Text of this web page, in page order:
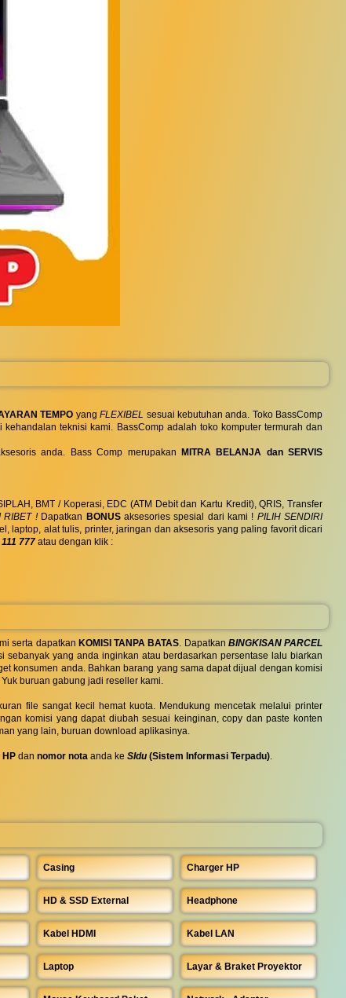
TEMPO yangFLEXIBEL sesuai kebutuhan anda. Toko BassComp
teknisi kami. BassComp adalah toko komputer termurah dan
anda. Bass Comp merupakan
MITRA BELANJA dan SERVIS
BMT / Koperasi, EDC (ATM Debit dan Kartu Kredit), QRIS, Transfer
RIBET !Dapatkan BONUSaksesories spesial dari kami ! PILIH SENDIRI
laptop, alat tulis, printer, jaringan dan aksesoris yang paling favorit dicari
777 atau dengan klik :
serta dapatkan KOMISI TANPA BATAS. Dapatkan BINGKISAN PARCEL
sebanyak yang anda inginkan atau berdasarkan persentase lalu biarkan
konsumen anda. Bahkan barang yang sama dapat dijual dengan komisi
buruan gabung jadi reseller kami.
file sangat kecil hemat kuota. Mendukung mencetak melalui printer
komisi yang dapat diubah sesuai keinginan, copy dan paste konten
yang lain, buruan download aplikasinya.
HP dan nomor nota anda ke SIdu (Sistem Informasi Terpadu).
Casing Charger HP
HD & SSD External Headphone
Kabel HDMI Kabel LAN
Laptop Layar & Braket Proyektor